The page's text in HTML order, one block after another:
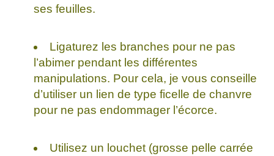
ses feuilles.
Ligaturez les branches pour ne pas
l’abimer pendant les différentes
manipulations. Pour cela, je vous conseille
d’utiliser un lien de type ficelle de chanvre
pour ne pas endommager l’écorce.
Utilisez un louchet (grosse pelle carrée